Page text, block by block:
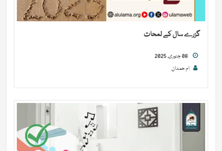
گزرے سال کے لمحات
ام حمدان